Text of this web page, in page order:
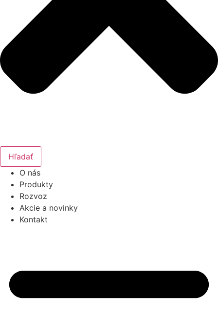
Hľadať
O nás
Produkty
Rozvoz
Akcie a novinky
Kontakt